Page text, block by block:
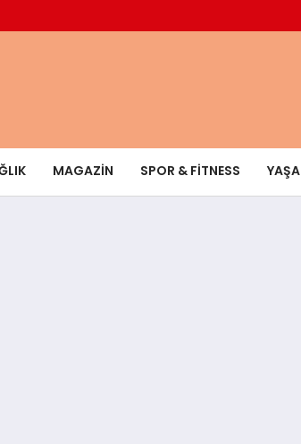
MAGAZIN SPOR & FITNESS